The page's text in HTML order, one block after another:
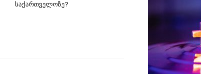
საქართველოზე?